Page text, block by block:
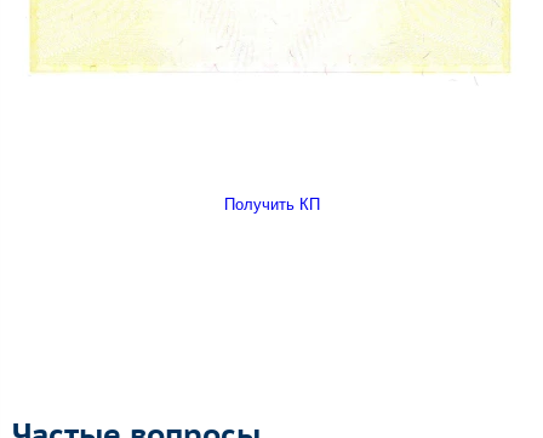
Получить КП